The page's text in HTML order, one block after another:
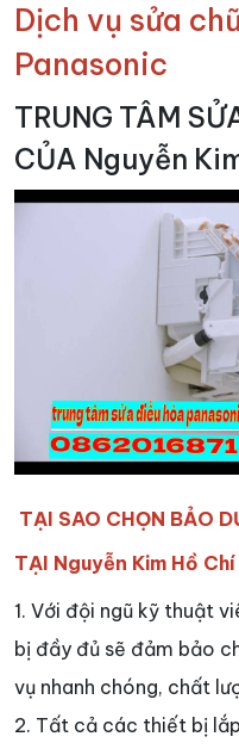
Dịch vụ sửa
Panasonic
TRUNG TÂM
CỦA Nguyễn
TẠI SAO CHỌN BẢO
TẠI Nguyễn Kim Hồ Chí
1. Với đội ngũ kỹ thuật
bị đầy đủ sẽ đảm bảo
vụ nhanh chóng, chất
2. Tất cả các thiết bị